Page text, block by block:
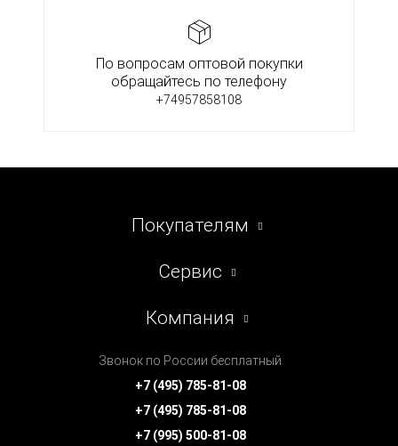
По вопросам оптовой покупки
обращайтесь по телефону
+74957858108
Покупателям
Сервис
Компания
Звонок по России бесплатный
+7 (495) 785-81-08
+7 (495) 785-81-08
+7 (995) 500-81-08